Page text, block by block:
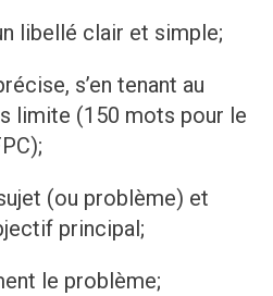
libellé clair et simple;
s’en tenant au
limite (150 mots pour le
(ou problème) et
principal;
le problème;